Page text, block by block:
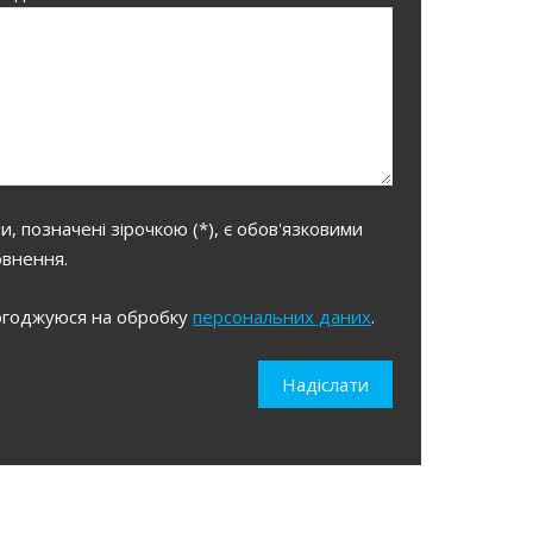
позначені зірочкою (*), є обов'язковими
на обробкуперсональних даних.
Надіслати